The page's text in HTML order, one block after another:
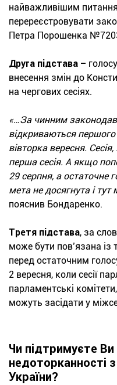
найважливішим
перереєстровувати
Петра Порошенка
Друга підстава –
внесення змін до
на чергових сесіях.
«…За чинним
відкриваються
вівторка вересня.
перша сесія. А якщо
29 серпня, а остаточне
мета не досягнута і
пояснив Бондаренко.
Третя підстава, за
може бути пов’язана
перед остаточним
2 вересня, коли сесії
парламентські
можуть засідати у
Чи підтримуєте Ви
недоторканності
України?